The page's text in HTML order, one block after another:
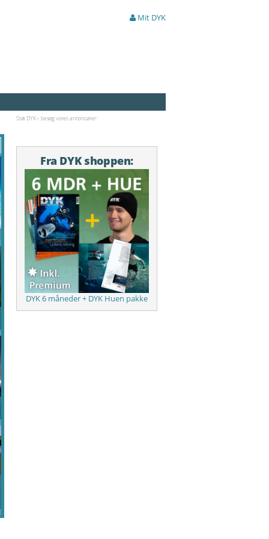
Mit DYK
Støt DYK – besøg vores annoncører:
Fra DYK shoppen:
DYK 6 måneder + DYK Huen pakke